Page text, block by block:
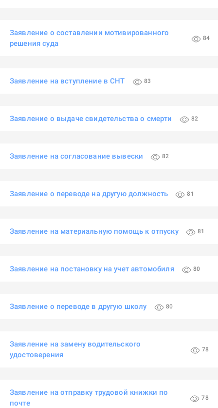
Заявление о составлении мотивированного
решения суда
84
Заявление на вступление в СНТ 83
Заявление о выдаче свидетельства о смерти 82
Заявление на согласование вывески 82
Заявление о переводе на другую должность 81
Заявление на материальную помощь к отпуску 81
Заявление на постановку на учет автомобиля 80
Заявление о переводе в другую школу 80
Заявление на замену водительского
удостоверения
78
Заявление на отправку трудовой книжки по
почте
78